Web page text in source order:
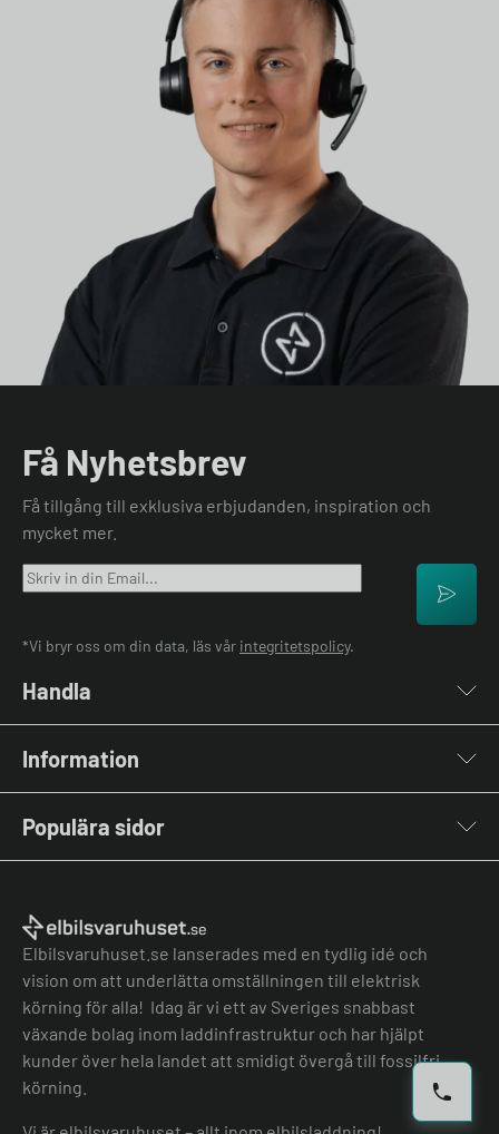
Få Nyhetsbrev
Få tillgång till exklusiva erbjudanden, inspiration och
mycket mer.
*Vi bryr oss om din data, läs vår integritetspolicy.
Handla
Laddkablar
Kabelhållare
Stolpar & Fästen
Portabla Laddare
Övriga tillbehör
Information
Kontakta oss
Vanliga frågor & svar
El-lexikon
Installation
Grön teknik bidrag
Lastbalansering
Köpvillkor
Köpvillkor batteri
Felanmälan
Hantera cookies
Populära sidor
Elbilsladdare företag
Laddbox bäst i test
Bilmärken
Jämför laddboxar
Jämför hembatterier
Elbilsvaruhuset.se lanserades med en tydlig idé och
vision om att underlätta omställningen till elektrisk
körning för alla! Idag är vi ett av Sveriges snabbast
växande bolag inom laddinfrastruktur och har hjälpt
kunder över hela landet att smidigt övergå till fossilfri
körning.